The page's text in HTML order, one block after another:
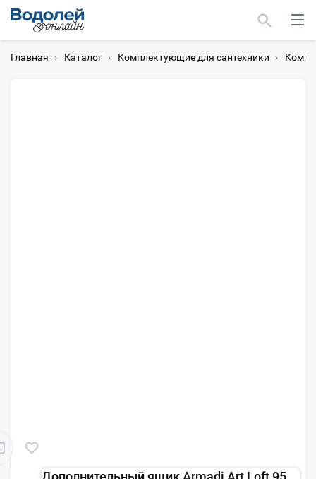
Главная › Каталог › Комплектующие для сантехники ›